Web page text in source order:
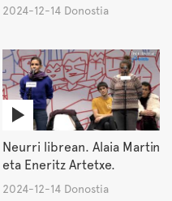
2024-12-14 Donostia
Neurri librean. Alaia Martin
eta Eneritz Artetxe.
2024-12-14 Donostia